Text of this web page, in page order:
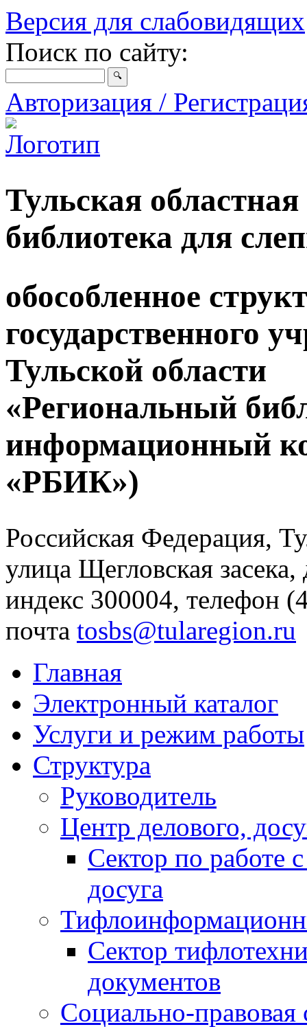
Версия для слабовидящих
Поиск по сайту:
Авторизация /
Тульская
библиотека для
обособленное
государственного
Тульской области
«Региональный
информационный
«РБИК»)
Российская Федерация,
улица Щегловская
индекс 300004, телефон
почта tosbs@tularegion.ru
Главная
Электронный каталог
Услуги и режим работы
Структура
Руководитель
Центр делового,
Сектор по работе
досуга
Сектор
документов
Социально-правовая